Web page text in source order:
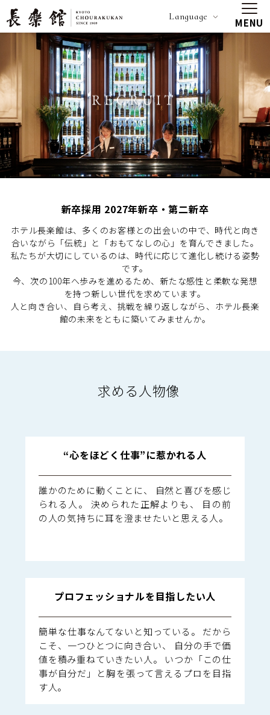
Language MENU
新卒採用 2027年新卒・第二新卒
ホテル長楽館は、多くのお客様との出会いの中で、時代と向き
合いながら「伝統」と「おもてなしの心」を育んできました。
私たちが大切にしているのは、時代に応じて進化し続ける姿勢
です。
今、次の100年へ歩みを進めるため、新たな感性と柔軟な発想
を持つ新しい世代を求めています。
人と向き合い、自ら考え、挑戦を繰り返しながら、ホテル長楽
館の未来をともに築いてみませんか。
求める人物像
“心をほどく仕事”に惹かれる人
誰かのために動くことに、 自然と喜びを感じ
られる人。 決められた正解よりも、 目の前
の人の気持ちに耳を澄ませたいと思える人。
プロフェッショナルを目指したい人
簡単な仕事なんてないと知っている。 だから
こそ、一つひとつに向き合い、 自分の手で価
値を積み重ねていきたい人。 いつか「この仕
事が自分だ」と胸を張って言えるプロを目指
す人。